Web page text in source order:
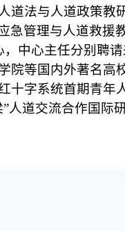
道法与人道政策教
急管理与人道救援
中心主任分别聘请
院等国内外著名高
十字系统首期青年
人道交流合作国际